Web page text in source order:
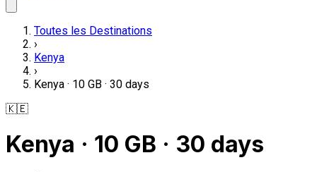
Toutes les Destinations
›
Kenya
›
Kenya · 10 GB · 30 days
🇰🇪
Kenya · 10 GB · 30 days